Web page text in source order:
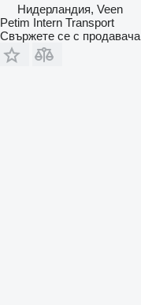
Нидерландия, Veen
Petim Intern Transport
Свържете се с продавача